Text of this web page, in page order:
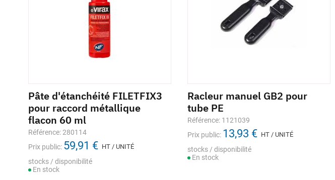
Pâte d'étanchéité FILETFIX3
pour raccord métallique
flacon 60 ml
Référence: 280114
Prix public: 59,91 € HT / UNITÉ
stocks / disponibilité
En stock
Racleur manuel GB2 pour
tube PE
Référence: 1121039
Prix public: 13,93 € HT / UNITÉ
stocks / disponibilité
En stock